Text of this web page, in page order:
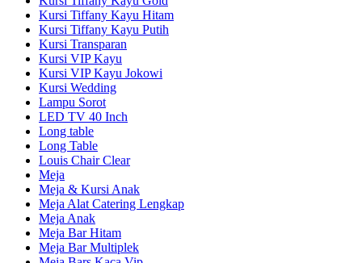
Kursi Tiffany Kayu Hitam
Kursi Tiffany Kayu Putih
Kursi Transparan
Kursi VIP Kayu
Kursi VIP Kayu Jokowi
Kursi Wedding
Lampu Sorot
LED TV 40 Inch
Long table
Long Table
Louis Chair Clear
Meja
Meja & Kursi Anak
Meja Alat Catering Lengkap
Meja Anak
Meja Bar Hitam
Meja Bar Multiplek